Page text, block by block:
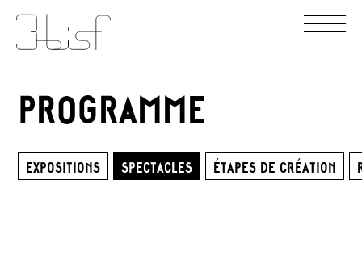
PROGRAMME
EXPOSITIONS SPECTACLES ÉTAPES DE CRÉATION